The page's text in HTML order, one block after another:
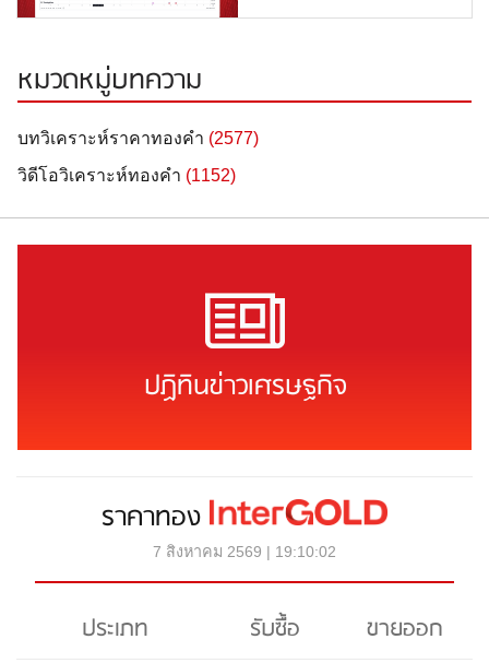
หมวดหมู่บทความ
บทวิเคราะห์ราคาทองคำ (2577)
วิดีโอวิเคราะห์ทองคำ (1152)
ปฏิทินข่าวเศรษฐกิจ
ราคาทอง
7 สิงหาคม 2569 | 19:10:02
ประเภท รับซื้อ
ขายออก